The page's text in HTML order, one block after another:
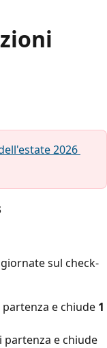
2026
sul check-
e chiude 1
e chiude